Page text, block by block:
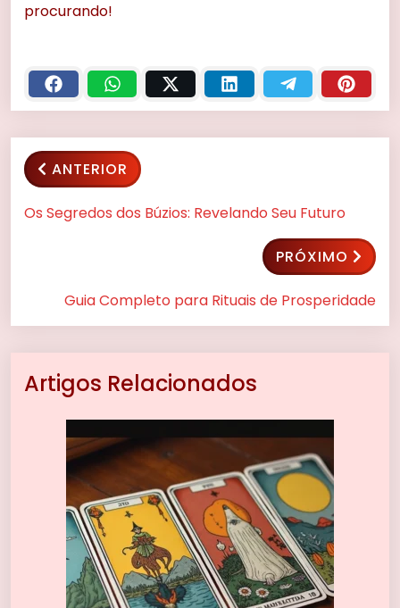
procurando!
ANTERIOR
Os Segredos dos Búzios: Revelando Seu Futuro
PRÓXIMO
Guia Completo para Rituais de Prosperidade
Artigos Relacionados